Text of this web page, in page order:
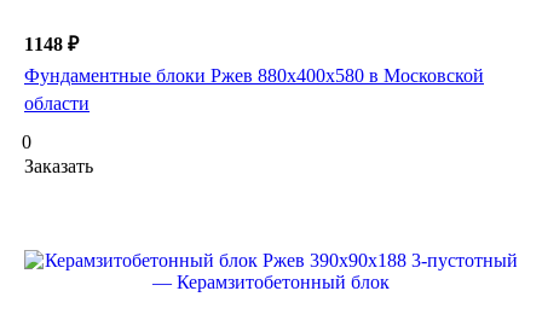
1148 ₽
Фундаментные блоки Ржев 880х400х580 в Московской
области
0
Заказать